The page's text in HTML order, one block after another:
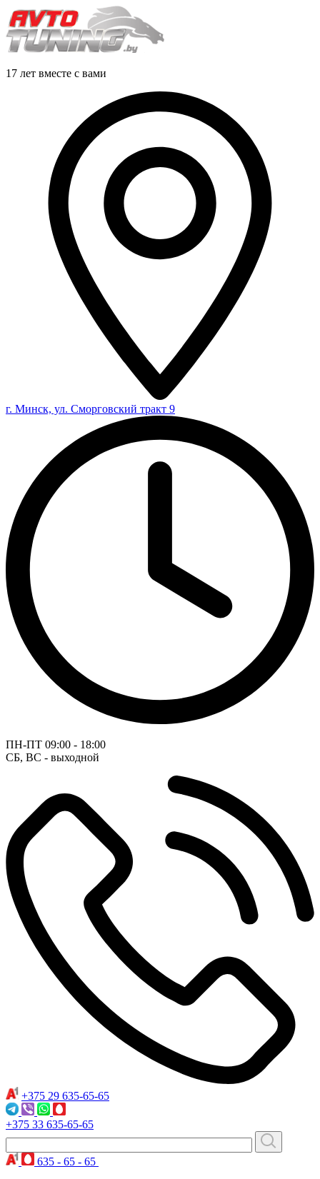
17 лет вместе с вами
г. Минск, ул. Сморговский тракт 9
ПН-ПТ 09:00 - 18:00
СБ, ВС - выходной
+375 29 635-65-65
+375 33 635-65-65
635 - 65 - 65